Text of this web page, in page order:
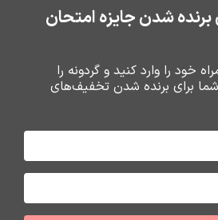
کابل شارژ
شدن جایزه امتحان
خود را وارد کنید و گردونه را
برای برنده شدن تخفیف‌های